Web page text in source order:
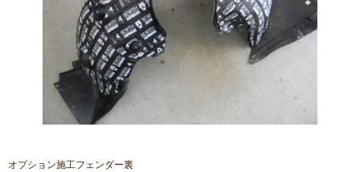
オプション施工フェンダー裏